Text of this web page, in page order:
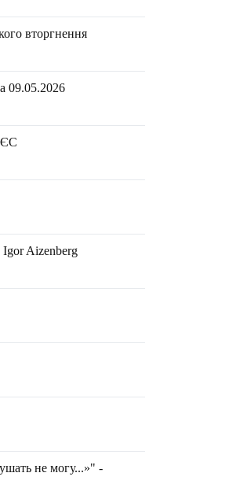
вторгнення
09.05.2026​
ЄС
Aizenberg
не могу...»" -